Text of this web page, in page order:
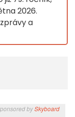
2026.
a